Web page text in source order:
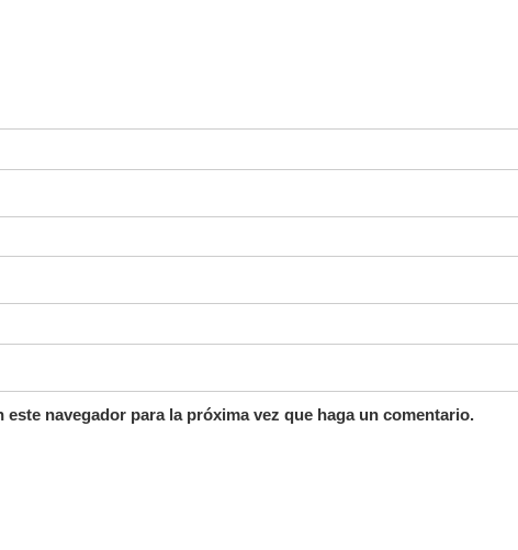
navegador para la próxima vez que haga un comentario.